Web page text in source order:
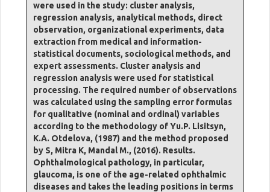
were used in the study: cluster analysis,
regression analysis, analytical methods, direct
observation, organizational experiments, data
extraction from medical and information-
statistical documents, sociological methods, and
expert assessments. Cluster analysis and
regression analysis were used for statistical
processing. The required number of observations
was calculated using the sampling error formulas
for qualitative (nominal and ordinal) variables
according to the methodology of Yu.P. Lisitsyn,
K.A. Otdelova, (1987) and the method proposed
by S, Mitra K, Mandal M., (2016). Results.
Ophthalmological pathology, in particular,
glaucoma, is one of the age-related ophthalmic
diseases and takes the leading positions in terms